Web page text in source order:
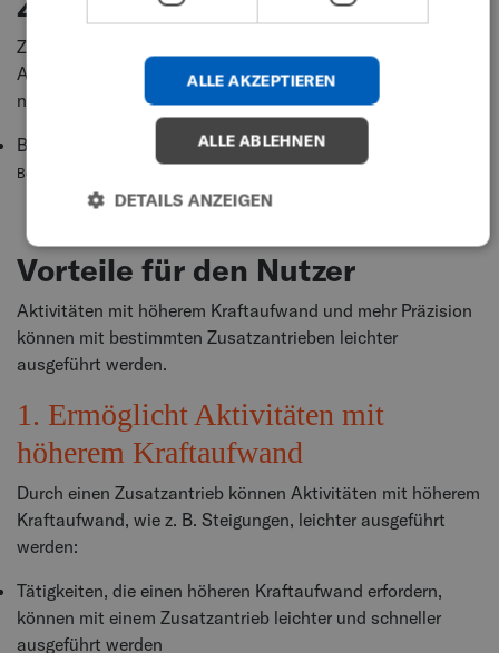
Zusatzantriebe können die Belastung reduzieren und
Aktivitäten ermöglichen, die für einen Rollstuhlnutzer sonst
nicht möglich wären.
Bestimmte Aktivitäten sind nur mit Zusatzantrieb möglich
Best et al. 2006; Sawatzky et al. 2019
Vorteile für den Nutzer
Aktivitäten mit höherem Kraftaufwand und mehr Präzision
können mit bestimmten Zusatzantrieben leichter
ausgeführt werden.
1. Ermöglicht Aktivitäten mit
höherem Kraftaufwand
Durch einen Zusatzantrieb können Aktivitäten mit höherem
Kraftaufwand, wie z. B. Steigungen, leichter ausgeführt
werden:
Tätigkeiten, die einen höheren Kraftaufwand erfordern,
können mit einem Zusatzantrieb leichter und schneller
ausgeführt werden
KOREAN
CHINESE (TRADITIONAL)
ALLE AKZEPTIEREN
ALLE ABLEHNEN
DETAILS ANZEIGEN